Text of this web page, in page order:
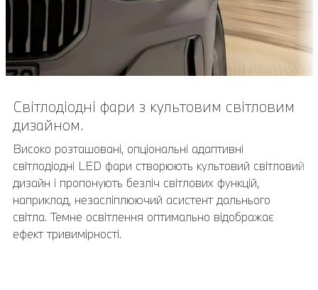
Світлодіодні фари з культовим світловим
дизайном.
Високо розташовані, опціональні адаптивні
світлодіодні LED фари створюють культовий світловий
дизайн і пропонують безліч світлових функцій,
наприклад, незасліплюючий асистент дальнього
світла. Темне освітлення оптимально відображає
ефект тривимірності.